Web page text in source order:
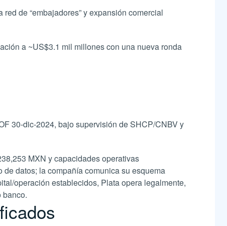
de “embajadores” y expansión comercial
a ~US$3.1 mil millones con una nueva ronda
30-dic-2024, bajo supervisión de SHCP/CNBV y
MXN y capacidades operativas
datos; la compañía comunica su esquema
operación establecidos, Plata opera legalmente,
banco.